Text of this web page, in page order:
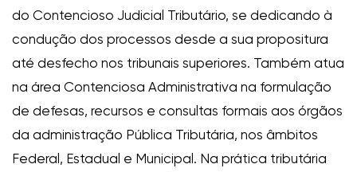
do Contencioso Judicial Tributário, se dedicando à
condução dos processos desde a sua propositura
até desfecho nos tribunais superiores. Também atua
na área Contenciosa Administrativa na formulação
de defesas, recursos e consultas formais aos órgãos
da administração Pública Tributária, nos âmbitos
Federal, Estadual e Municipal. Na prática tributária